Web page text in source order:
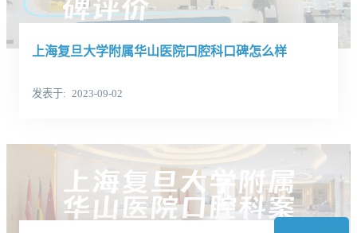
上海复旦大学附属华山医院口腔科口碑怎么样
发表于 2023-09-02